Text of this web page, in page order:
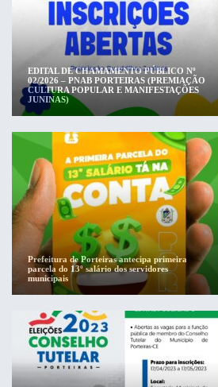
EDITAL DE CHAMAMENTO PÚBLICO Nº
02/2026 – PNAB PORTEIRAS (PREMIAÇÃO
CULTURA POPULAR E MANIFESTAÇÕES
JUNINAS)
Prefeitura de Porteiras antecipa primeira
parcela do 13º salário dos servidores
municipais